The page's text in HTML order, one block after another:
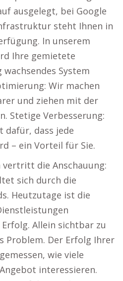
ausgelegt, bei Google
steht Ihnen in
In unserem
Ihre gemietete
System
Wir machen
und ziehen mit der
Stetige Verbesserung:
dafür, dass jede
– ein Vorteil für Sie.
vertritt die Anschauung:
sich durch die
Heutzutage ist die
Allein sichtbar zu
Problem. Der Erfolg Ihrer
wie viele
interessieren.